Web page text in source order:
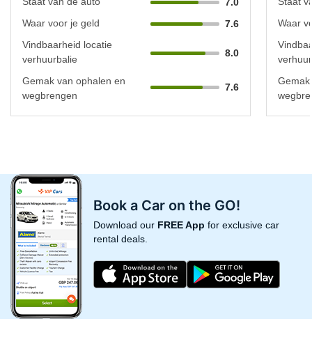
Waar voor je geld
7.6
Vindbaarheid locatie
verhuurbalie
8.0
Gemak van ophalen en
wegbrengen
7.6
Waar
Book a Car on the GO!
Download our FREE App for exclusive car
rental deals.